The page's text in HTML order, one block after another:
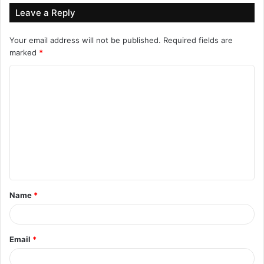
Leave a Reply
Your email address will not be published. Required fields are
marked *
t
*
Name *
Email *